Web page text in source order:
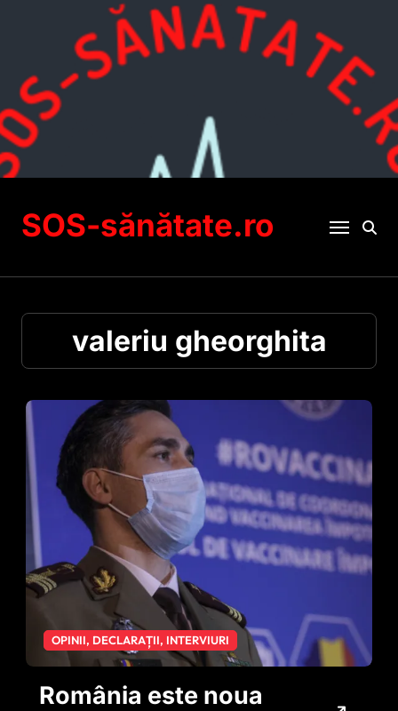
SOS-sănătate.ro
valeriu gheorghita
OPINII, DECLARAȚII, INTERVIURI
România este noua